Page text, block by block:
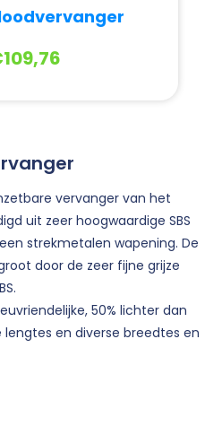
109,76
vervanger van het
uit zeer hoogwaardige SBS
strekmetalen wapening. De
door de zeer fijne grijze
50% lichter dan
lengtes en diverse breedtes en